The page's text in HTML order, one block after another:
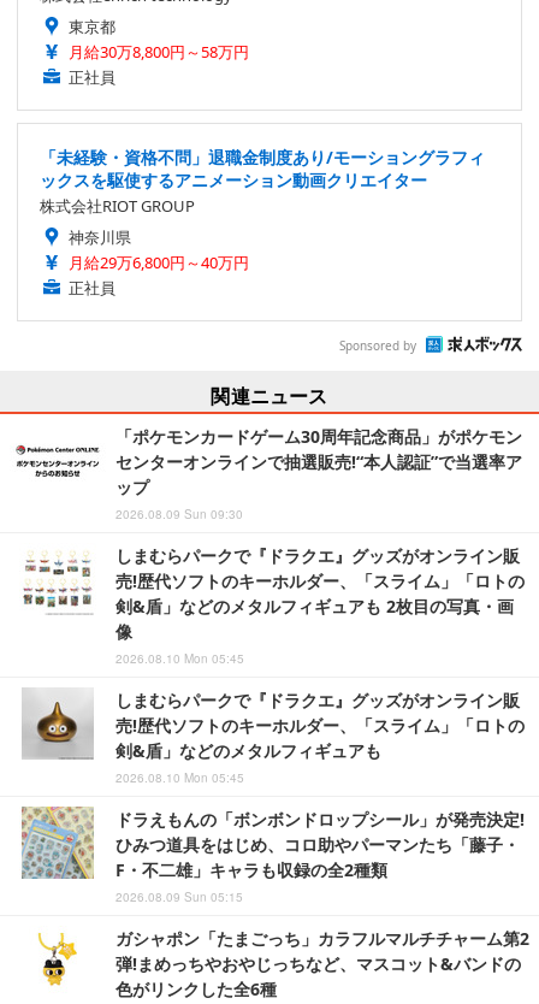
東京都
月給30万8,800円～58万円
正社員
「未経験・資格不問」退職金制度あり/モーショングラフィ
ックスを駆使するアニメーション動画クリエイター
株式会社RIOT GROUP
神奈川県
月給29万6,800円～40万円
正社員
Sponsored by
関連ニュース
「ポケモンカードゲーム30周年記念商品」がポケモン
センターオンラインで抽選販売!“本人認証”で当選率ア
ップ
2026.08.09 Sun 09:30
しまむらパークで『ドラクエ』グッズがオンライン販
売!歴代ソフトのキーホルダー、「スライム」「ロトの
剣&盾」などのメタルフィギュアも 2枚目の写真・画
像
2026.08.10 Mon 05:45
しまむらパークで『ドラクエ』グッズがオンライン販
売!歴代ソフトのキーホルダー、「スライム」「ロトの
剣&盾」などのメタルフィギュアも
2026.08.10 Mon 05:45
ドラえもんの「ボンボンドロップシール」が発売決定!
ひみつ道具をはじめ、コロ助やパーマンたち「藤子・
F・不二雄」キャラも収録の全2種類
2026.08.09 Sun 05:15
ガシャポン「たまごっち」カラフルマルチチャーム第2
弾!まめっちやおやじっちなど、マスコット&バンドの
色がリンクした全6種